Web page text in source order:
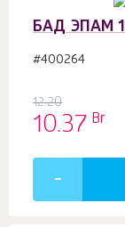
БАД ЭПАМ
#400264
12.20
10.37 Br